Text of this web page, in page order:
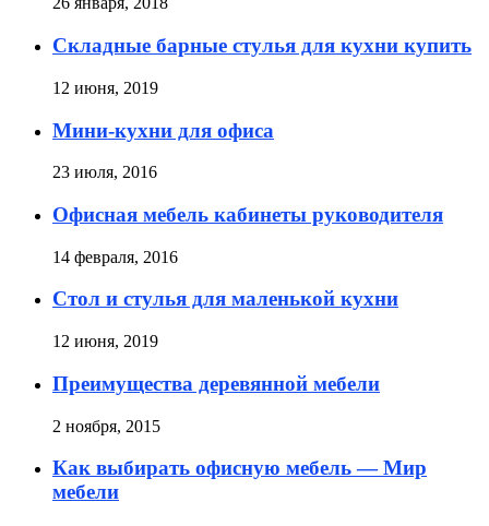
Складные барные стулья для кухни купить
12 июня, 2019
Мини-кухни для офиса
23 июля, 2016
Офисная мебель кабинеты руководителя
14 февраля, 2016
Стол и стулья для маленькой кухни
12 июня, 2019
Преимущества деревянной мебели
2 ноября, 2015
Как выбирать офисную мебель — Мир
мебели